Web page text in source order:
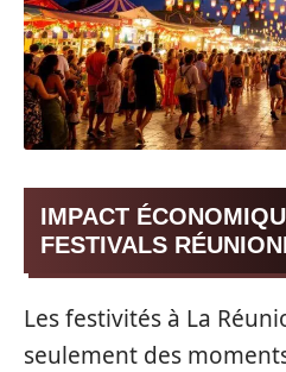
IMPACT
FESTIVALS
Les festivités à La
seulement des